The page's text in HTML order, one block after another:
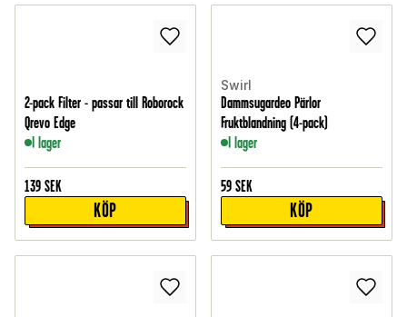
2-pack Filter - passar till Roborock
Qrevo Edge
I lager
139 SEK
KÖP
Swirl
Dammsugardeo Pärlor
Fruktblandning (4-pack)
I lager
59 SEK
KÖP